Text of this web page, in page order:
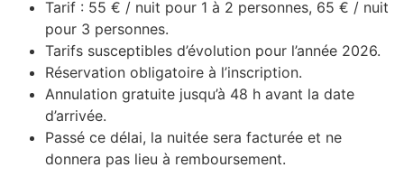
Tarif : 55 € / nuit pour 1 à 2 personnes, 65 € / nuit
pour 3 personnes.
Tarifs susceptibles d’évolution pour l’année 2026.
Réservation obligatoire à l’inscription.
Annulation gratuite jusqu’à 48 h avant la date
d’arrivée.
Passé ce délai, la nuitée sera facturée et ne
donnera pas lieu à remboursement.